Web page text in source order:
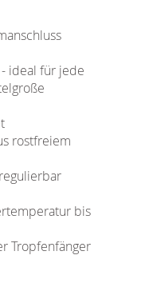
ideal für jede
rostfreiem
bis
Tropfenfänger